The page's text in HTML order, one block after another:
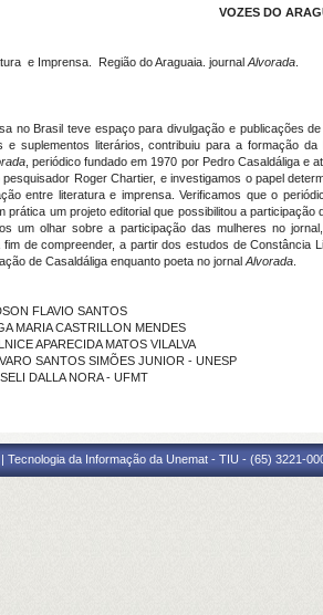
VOZES DO
e Imprensa. Região do Araguaia. journal Alvorada
no Brasil teve espaço para divulgação e publicações
e suplementos literários, contribuiu para a formação
, periódico fundado em 1970 por Pedro Casaldáliga e
Roger Chartier, e investigamos o papel
entre literatura e imprensa. Verificamos que o
prática um projeto editorial que possibilitou a
um olhar sobre a participação das mulheres no
de compreender, a partir dos estudos de
de Casaldáliga enquanto poeta no jornal Alvorada
FLAVIO SANTOS
MARIA CASTRILLON MENDES
APARECIDA MATOS VILALVA
SANTOS SIMÕES JUNIOR - UNESP
DALLA NORA - UFMT
| Tecnologia da Informação da Unemat - TIU - (65) 3221-